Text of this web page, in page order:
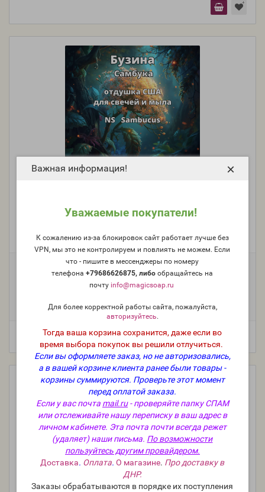
Важная информация!
Уважаемые покупатели!
К сожалению из-за блокировок сайт работает лучше без
VPN, мы это не контролируем и повлиять не можем. Если
что - пишите в мессенджеры по номеру
телефона+79686626875, либообращайтесь на
почту info@magicsoap.ru
Для более корректной работы сайта, пожалуйста,
авторизуйтесь.
Тогда ваша корзина сохранится, даже если во
время выбора покупок вы решили отлучиться.
Если вы оформляете заказ, но не авторизовались,
а в вашей корзине клиента ранее были товары -
корзины суммируются. Проверьте этот момент
перед оплатой заказа.
Если у вас почта mail.ru- проверяйте папку СПАМ
или отслеживайте нашу переписку в ваш адрес в
личном кабинете. Эта почта почти всегда режет
(удаляет) наши письма. По возможности
пользуйтесь другим провайдером.
Доставка. Оплата.О магазине. Про доставку в
ДНР.
Заказы обрабатываются в порядке их поступления
×
50 г 916 руб. 25 г 574 руб.